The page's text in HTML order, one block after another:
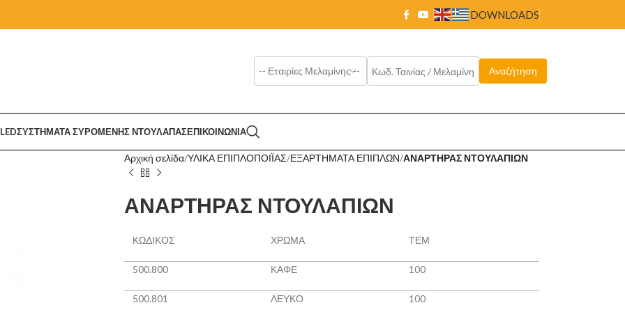
DOWNLOADS
ΣΥΣΤΗΜΑΤΑ ΣΥΡΟΜΕΝΗΣ ΝΤΟΥΛΑΠΑΣΕΠΙΚΟΙΝΩΝΙΑ
Αρχική σελίδα ΥΛΙΚΑ ΕΠΙΠΛΟΠΟΙΪΑΣ ΕΞΑΡΤΗΜΑΤΑ ΕΠΙΠΛΩΝ ΑΝΑΡΤΗΡΑΣ ΝΤΟΥΛΑΠΙΩΝ
ΑΝΑΡΤΗΡΑΣ ΝΤΟΥΛΑΠΙΩΝ
ΚΩΔΙΚΟΣ ΧΡΩΜΑ ΤΕΜ
500.800 ΚΑΦΕ 100
500.801 ΛΕΥΚΟ 100